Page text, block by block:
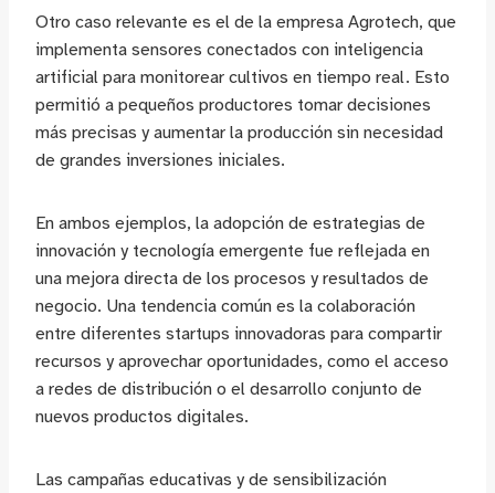
Otro caso relevante es el de la empresa Agrotech, que
implementa sensores conectados con inteligencia
artificial para monitorear cultivos en tiempo real. Esto
permitió a pequeños productores tomar decisiones
más precisas y aumentar la producción sin necesidad
de grandes inversiones iniciales.
En ambos ejemplos, la adopción de estrategias de
innovación y tecnología emergente fue reflejada en
una mejora directa de los procesos y resultados de
negocio. Una tendencia común es la colaboración
entre diferentes startups innovadoras para compartir
recursos y aprovechar oportunidades, como el acceso
a redes de distribución o el desarrollo conjunto de
nuevos productos digitales.
Las campañas educativas y de sensibilización